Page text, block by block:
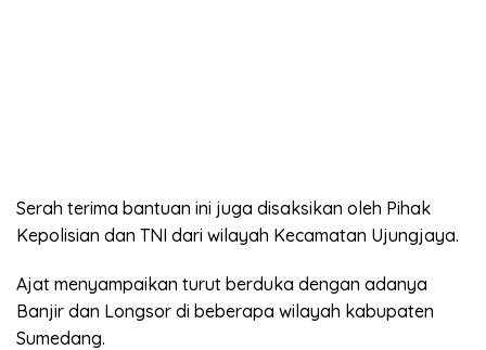
Serah terima bantuan ini juga disaksikan oleh Pihak
Kepolisian dan TNI dari wilayah Kecamatan Ujungjaya.
Ajat menyampaikan turut berduka dengan adanya
Banjir dan Longsor di beberapa wilayah kabupaten
Sumedang.